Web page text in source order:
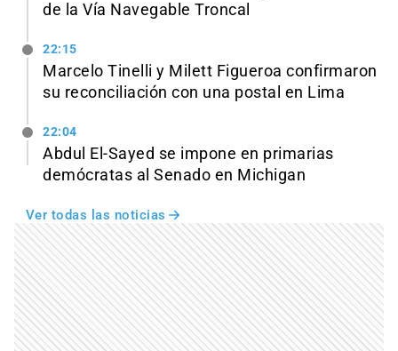
de la Vía Navegable Troncal
22:15
Marcelo Tinelli y Milett Figueroa confirmaron
su reconciliación con una postal en Lima
22:04
Abdul El-Sayed se impone en primarias
demócratas al Senado en Michigan
Ver todas las noticias